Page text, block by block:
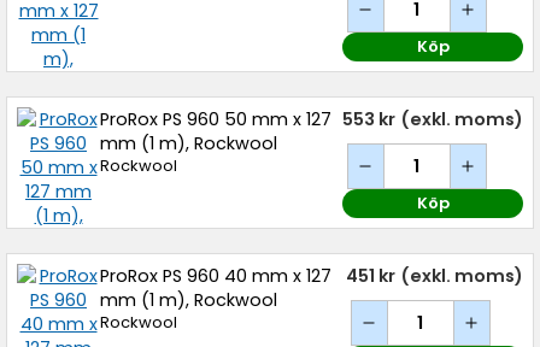
Köp
ProRox PS 960 50 mm x 127
mm (1 m), Rockwool
Rockwool
553 kr (exkl. moms)
Köp
ProRox PS 960 40 mm x 127
mm (1 m), Rockwool
Rockwool
451 kr (exkl. moms)